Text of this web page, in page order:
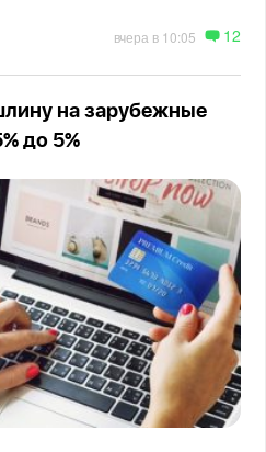
вчера в 10:05 12
на зарубежные
до 5%